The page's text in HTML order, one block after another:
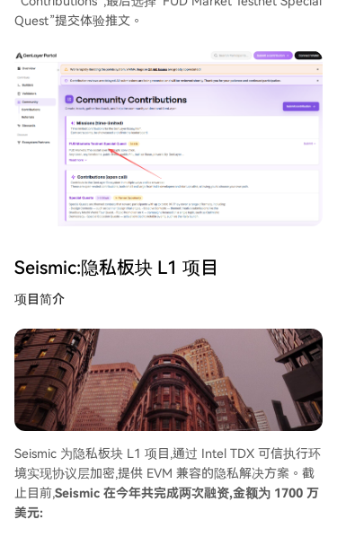
Quest”提交体验推文。
Seismic:隐私板块 L1 项目
项目简介
Seismic 为隐私板块 L1 项目,通过 Intel TDX 可信执行环
境实现协议层加密,提供 EVM 兼容的隐私解决方案。截
止目前,Seismic 在今年共完成两次融资,金额为 1700 万
美元: